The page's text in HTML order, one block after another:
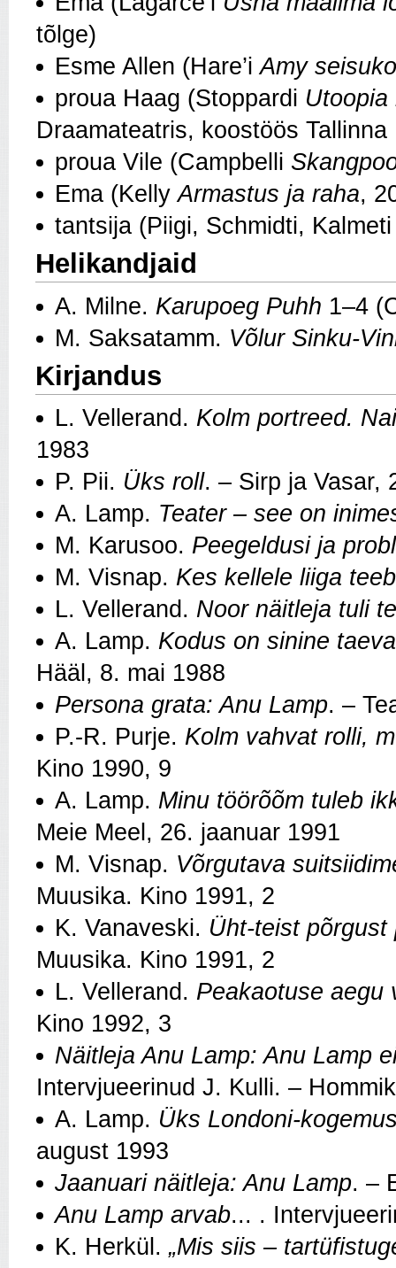
tõlge)
Esme Allen (Hare’iAmy
proua Haag (Stoppardi
Draamateatris, koostöös
proua Vile (Campbelli
Ema (KellyArmastus ja raha,
tantsija (Piigi, Schmidti,
Helikandjaid
A. Milne. Karupoeg Puhh 1–4
M. Saksatamm. Võlur Sinku-
Kirjandus
L. Vellerand. Kolm portreed.
1983
P. Pii. Üks roll. – Sirp ja Vasar,
A. Lamp. Teater – see on
M. Karusoo. Peegeldusi ja
M. Visnap. Kes kellele liiga teeb
L. Vellerand. Noor näitleja tuli
A. Lamp. Kodus on sinine
Hääl, 8. mai 1988
Persona grata: Anu Lamp. –
P.‑R. Purje. Kolm vahvat rolli,
Kino 1990, 9
A. Lamp. Minu töörõõm tuleb
Meie Meel, 26. jaanuar 1991
M. Visnap. Võrgutava
Muusika. Kino 1991, 2
K. Vanaveski. Üht-teist
Muusika. Kino 1991, 2
L. Vellerand. Peakaotuse aegu
Kino 1992, 3
Näitleja Anu Lamp: Anu Lamp
Intervjueerinud J. Kulli. –
A. Lamp. Üks Londoni-
august 1993
Jaanuari näitleja: Anu Lamp. –
Anu Lamp arvab... .
K. Herkül.„Mis siis –